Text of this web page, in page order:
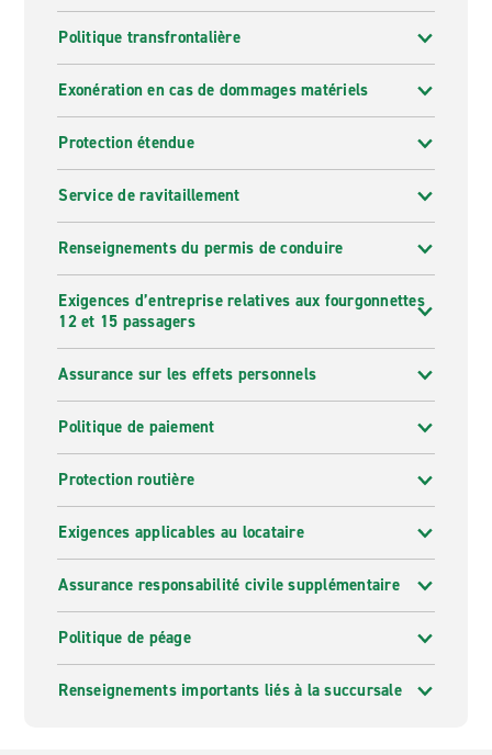
Politique transfrontalière
Exonération en cas de dommages matériels
Protection étendue
Service de ravitaillement
Renseignements du permis de conduire
Exigences d’entreprise relatives aux fourgonnettes
12 et 15 passagers
Assurance sur les effets personnels
Politique de paiement
Protection routière
Exigences applicables au locataire
Assurance responsabilité civile supplémentaire
Politique de péage
Renseignements importants liés à la succursale